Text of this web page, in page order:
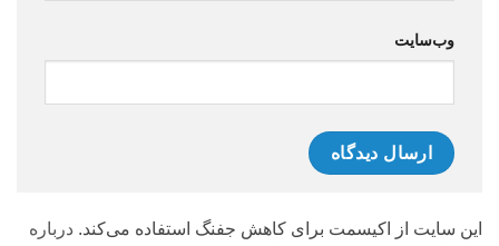
وب‌سایت
این سایت از اکیسمت برای کاهش جفنگ استفاده می‌کند. درباره